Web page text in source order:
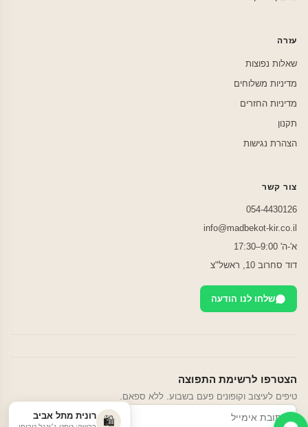
עזרה
שאלות נפוצות
מדיניות משלוחים
מדיניות החזרים
תקנון
הצהרת נגישות
צור קשר
054-4430126
info@madbekot-kir.co.il
א'-ה' 9:00–17:30
דוד סחרוב 10, ראשל"צ
שלחו לנו הודעה
הצטרפו לרשימת התפוצה
טיפים לעיצוב וקופונים פעם בשבוע. ללא ספאם.
הרשמה 🛍️ רונית מתל אביב